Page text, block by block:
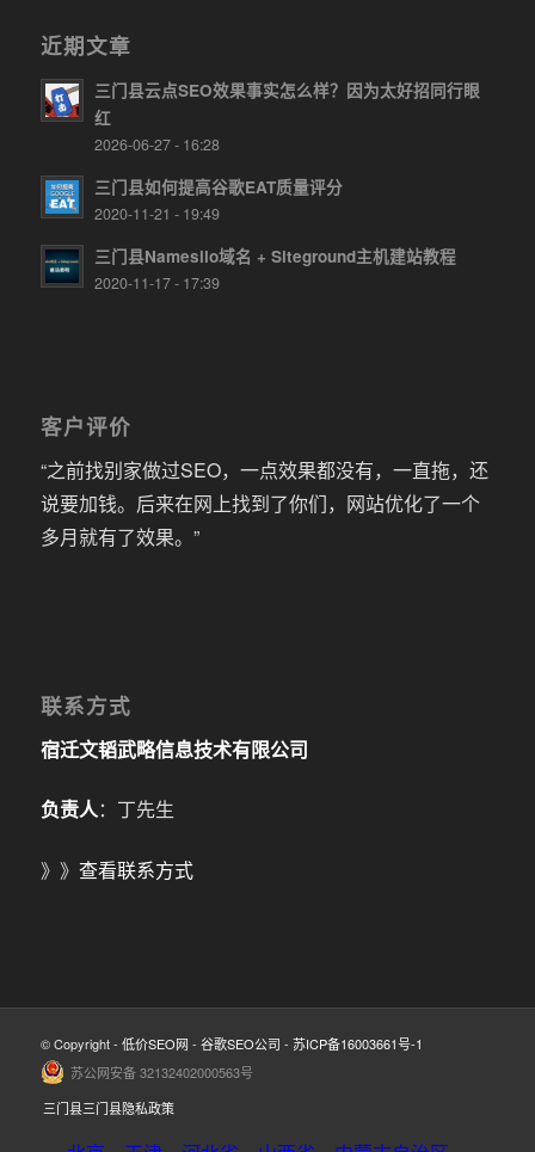
近期文章
三门县云点SEO效果事实怎么样？因为太好招同行眼
红
2026-06-27 - 16:28
三门县如何提高谷歌EAT质量评分
2020-11-21 - 19:49
三门县Namesilo域名 + Siteground主机建站教程
2020-11-17 - 17:39
客户评价
“之前找别家做过SEO，一点效果都没有，一直拖，还
说要加钱。后来在网上找到了你们，网站优化了一个
多月就有了效果。”
联系方式
宿迁文韬武略信息技术有限公司
负责人：丁先生
》》 查看联系方式
© Copyright - 低价SEO网 - 谷歌SEO公司 - 苏ICP备16003661号-1
苏公网安备 32132402000563号
三门县三门县隐私政策